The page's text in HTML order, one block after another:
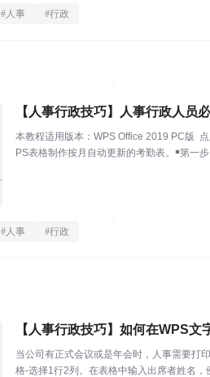
#人事 #行政
【人事行政技巧】人事行政人员
本教程适用版本：WPS Office 2019 PC版
PS表格制作按月自动更新的考勤表。￭第一
#人事 #行政
【人事行政技巧】如何在WPS
当公司有正式会议或是年会时，人事需要打
格-选择1行2列。在表格中输入出席者姓名，